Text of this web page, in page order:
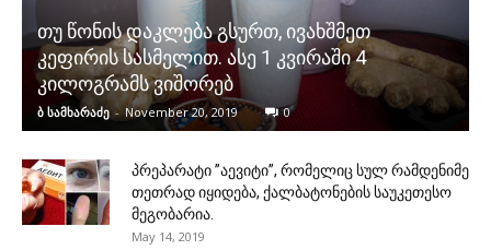
თუ წონის დაკლება გსურთ, ივახშმეთ
კეფირის სასმელით. ასე 1 კვირაში 4
კილოგრამს ვიშორებ
ბ სამხარაძე - November 20, 2019 0
პრეპარატი ”აევიტი”, რომელიც სულ რამდენიმე
თეთრად იყიდება, ქალბატონების საუკეთესო
მეგობარია.
May 14, 2019